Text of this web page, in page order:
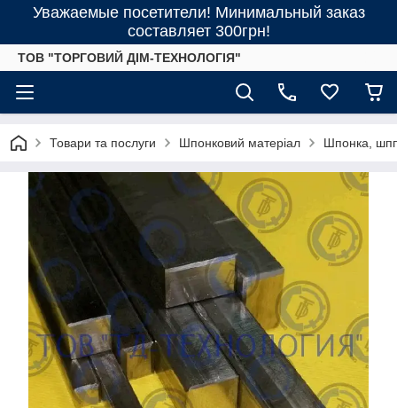
Уважаемые посетители! Минимальный заказ
составляет 300грн!
ТОВ "ТОРГОВИЙ ДІМ-ТЕХНОЛОГІЯ"
Товари та послуги Шпонковий матеріал Шпонка,